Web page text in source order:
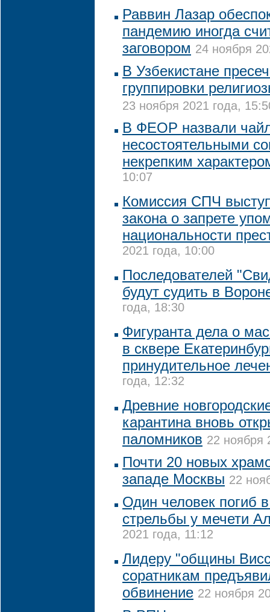
Раввин Лазар
пандемию иногда
заговором 24 ноября
В Узбекистане
группировки
23 ноября 2021 года,
В ФЕОР назвали
несостоятельными
некрепким
10:07
Комиссия СПЧ
закона о запрете
национальности
2021 года, 10:00
Последователей
будут судить в
года, 18:30
Фигуранта дела о
в сквере
принудительное
года, 12:32
Древние
карантина вновь
паломников 22 ноября
Почти 20 новых
западе Москвы 22
Один человек погиб в
стрельбы у мечети
2021 года, 11:12
Лидеру "общины
соратникам
обвинение 22 ноября